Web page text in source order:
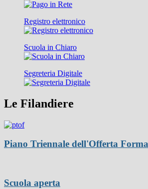
Registro elettronico
Scuola in Chiaro
Segreteria Digitale
Le Filandiere
Piano Triennale dell'Offerta
Scuola aperta